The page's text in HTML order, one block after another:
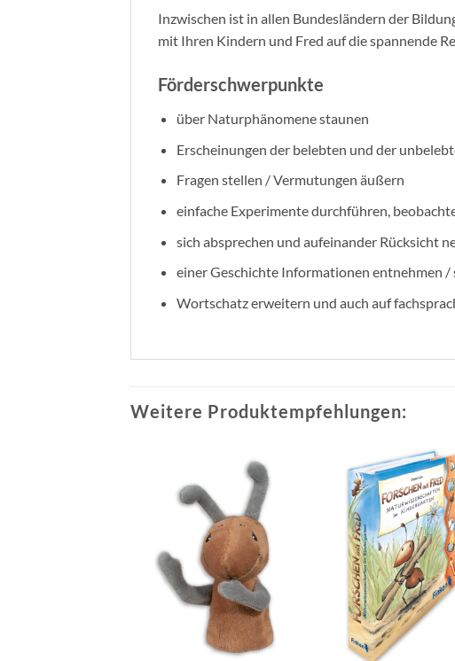
Inzwischen ist in allen Bundesländern der
mit Ihren Kindern und Fred auf die spannende
Förderschwerpunkte
über Naturphänomene staunen
Erscheinungen der belebten und der
Fragen stellen / Vermutungen äußern
einfache Experimente durchführen,
sich absprechen und aufeinander Rücksicht
einer Geschichte Informationen entnehmen
Wortschatz erweitern und auch auf
Weitere Produktempfehlungen: